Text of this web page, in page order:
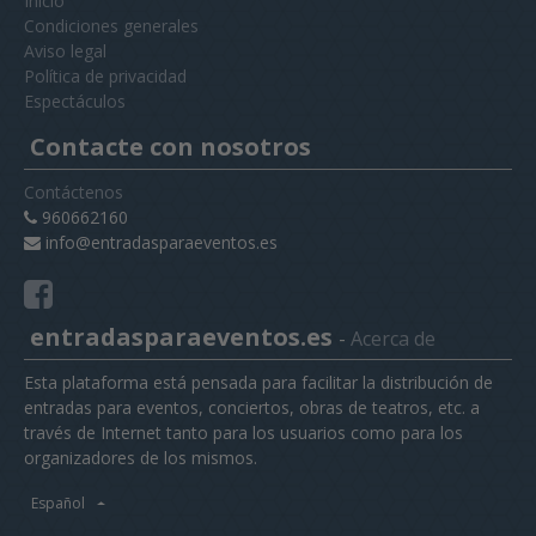
Condiciones generales
Aviso legal
Política de privacidad
Espectáculos
Contacte con nosotros
Contáctenos
960662160
info@entradasparaeventos.es
entradasparaeventos.es - Acerca de
Esta plataforma está pensada para facilitar la distribución de
entradas para eventos, conciertos, obras de teatros, etc. a
través de Internet tanto para los usuarios como para los
organizadores de los mismos.
Español